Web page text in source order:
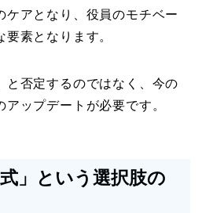
ケアとなり、役員のモチベー
素となります。
と否定するのではなく、今の
ップデートが必要です。
式」という選択肢の